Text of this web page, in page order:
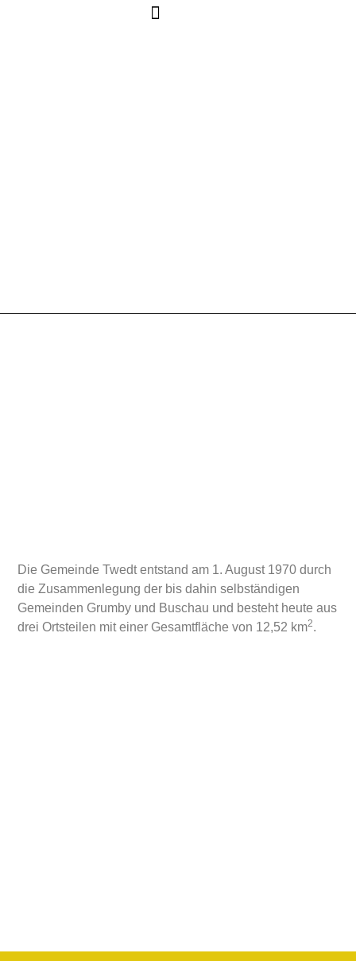
Die Gemeinde Twedt entstand am 1. August 1970 durch
die Zusammenlegung der bis dahin selbständigen
Gemeinden Grumby und Buschau und besteht heute aus
drei Ortsteilen mit einer Gesamtfläche von 12,52 km2.